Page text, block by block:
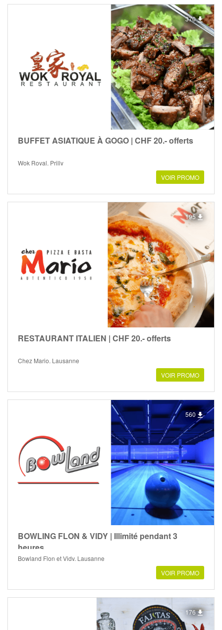
370
BUFFET ASIATIQUE À GOGO | CHF 20.- offerts
Wok Royal, Prilly
VOIR PROMO
195
RESTAURANT ITALIEN | CHF 20.- offerts
Chez Mario, Lausanne
VOIR PROMO
560
BOWLING FLON & VIDY | Illimité pendant 3
heures
Bowland Flon et Vidy, Lausanne
VOIR PROMO
176